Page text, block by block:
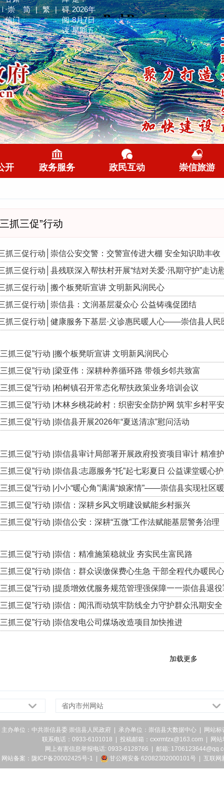
·崇
信门
户网
站！
简 | 繁 | 碍
阅
读
2026年
8月7日
星期五
开 政务服务 政民互动 崇信旅游
抓三促”行动
抓三促行动│崇信公安交警：交警宣传进大棚 安全知识助丰收
抓三促行动│县残联深入帮扶村开展“结对关爱·汛期守护”走访
抓三促行动│搬个板凳听宣讲 文明新风润民心
抓三促行动│崇信县：文润基层凝众心 公益铸魂促团结
抓三促行动│健康服务下基层·义诊惠民暖人心——崇信县人民
抓三促”行动 |搬个板凳听宣讲 文明新风润民心
抓三促”行动 |梁亚伟：深耕种养循环路 带领乡邻共致富
抓三促”行动 |柏树镇召开常态化帮扶政策业务培训会议
抓三促”行动 |木林乡桃花岭村：织密安全防护网 筑牢乡村平
抓三促”行动 |崇信县开展2026年“夏送清凉”慰问活动
抓三促”行动 |崇信县审计局部署开展政府投资项目审计 精准
抓三促”行动 |崇信县:志愿服务“托”起七彩夏日 公益课堂暖心
抓三促”行动 |小小“暖心角”满满“娘家情”——崇信县实现社区
抓三促”行动 |崇信：深耕乡风文明建设赋能乡村振兴
抓三促”行动 |崇信公安：深耕“五微”工作法赋能基层警务治理
抓三促”行动 |崇信：精准施策稳就业 夯实民生富民路
抓三促”行动 |崇信：群众误缴保费心生急 干部全程代办暖民心
抓三促”行动 |提质增效优服务规范管理强保障一一崇信县退
抓三促”行动 |崇信：闻汛而动筑牢防线全力守护群众汛期安全
抓三促”行动 |崇信发电公司煤场改造项目加快推进
加载更多
省内市州网站
主办单位：中共崇信县委 崇信县人民政府 | 承办单位：崇信县大数据中心 | 网站
联系电话：0933-6101018 | 投稿邮箱：cxxrmtzx@163.com | 网站
网上有害信息举报电话: 0933-6128766 | 邮箱:
网站备案：陇ICP备20002425号-1
甘公网安备 62082302000101号| 互联网